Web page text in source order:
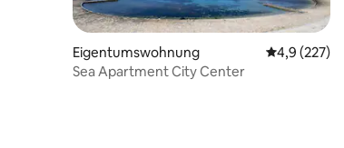
Eigentumswohnung
4,9 (227)
Sea Apartment City Center